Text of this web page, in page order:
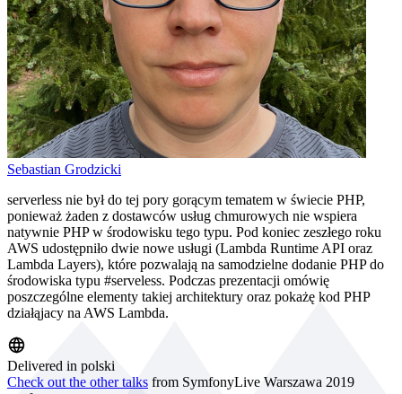
Sebastian Grodzicki
serverless nie był do tej pory gorącym tematem w świecie PHP,
ponieważ żaden z dostawców usług chmurowych nie wspiera
natywnie PHP w środowisku tego typu. Pod koniec zeszłego roku
AWS udostępniło dwie nowe usługi (Lambda Runtime API oraz
Lambda Layers), które pozwalają na samodzielne dodanie PHP do
środowiska typu #serveless. Podczas prezentacji omówię
poszczególne elementy takiej architektury oraz pokażę kod PHP
działąjacy na AWS Lambda.
Delivered in polski
Check out the other talks from SymfonyLive Warszawa 2019